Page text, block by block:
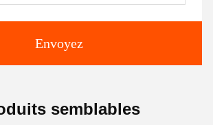
Envoyez
semblables